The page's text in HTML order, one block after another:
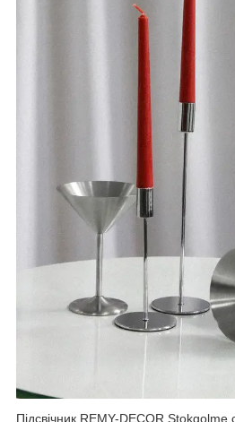
Підсвічник REMY-DECOR Stokgolme